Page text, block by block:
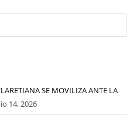
SE MOVILIZA ANTE LA
14, 2026